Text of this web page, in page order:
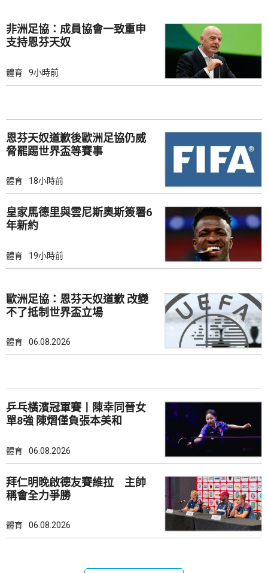
非洲足協：成員協會一致重申
支持恩芬天奴
體育 9小時前
恩芬天奴道歉後歐洲足協仍威
脅罷踢世界盃等賽事
體育 18小時前
皇家馬德里與雲尼斯奧斯簽署6
年新約
體育 19小時前
歐洲足協：恩芬天奴道歉 改變
不了抵制世界盃立場
體育 06.08.2026
乒乓橫濱冠軍賽丨陳幸同晉女
單8強 陳熠僅負張本美和
體育 06.08.2026
拜仁明晚啟德友賽維拉 主帥
稱會全力爭勝
體育 06.08.2026